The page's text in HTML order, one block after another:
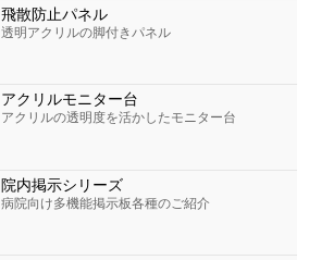
飛散防止パネル
透明アクリルの脚付きパネル
アクリルモニター台
アクリルの透明度を活かしたモニター台
院内掲示シリーズ
病院向け多機能掲示板各種のご紹介